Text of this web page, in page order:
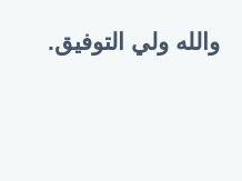
والله ولي التوفيق.